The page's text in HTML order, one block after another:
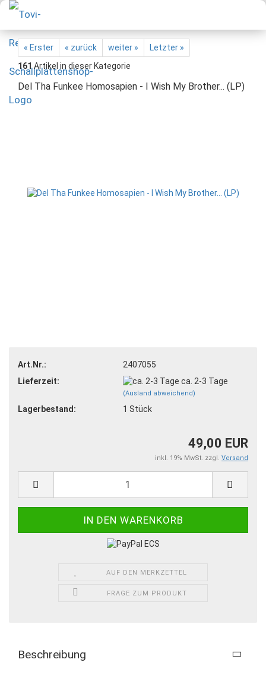
« Erster « zurück weiter »
Letzter »
161Artikel in dieser Kategorie
Del Tha Funkee Homosapien - I Wish My Brother... (LP)
Art.Nr.:
2407055
Lieferzeit:
ca. 2-3 Tage
(Ausland abweichend)
Lagerbestand: 1 Stück
49,00 EUR
inkl. 19% MwSt. zzgl. Versand
AUF DEN MERKZETTEL
FRAGE ZUM PRODUKT
Beschreibung